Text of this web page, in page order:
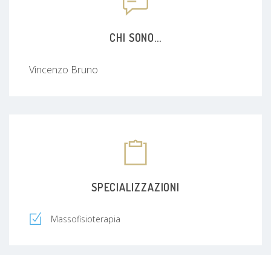
CHI SONO...
Vincenzo Bruno
SPECIALIZZAZIONI
Massofisioterapia